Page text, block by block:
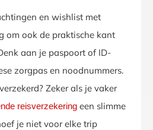
en wishlist met
om ook de praktische kant
aan je paspoort of ID-
zorgpas en noodnummers.
Zeker als je vaker
reisverzekering een slimme
je niet voor elke trip